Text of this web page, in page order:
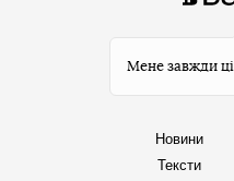
Мене завжди
Новини
Тексти